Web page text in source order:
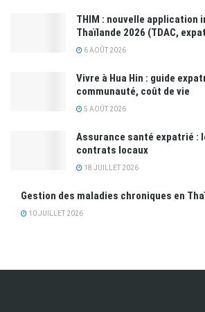
THIM : nouvelle application
Thaïlande 2026 (TDAC,
6 AOÛT 2026
Vivre à Hua Hin : guide
communauté, coût de vie
5 AOÛT 2026
Assurance santé expatrié :
contrats locaux
18 JUILLET 2026
Gestion des maladies chroniques en
10 JUILLET 2026